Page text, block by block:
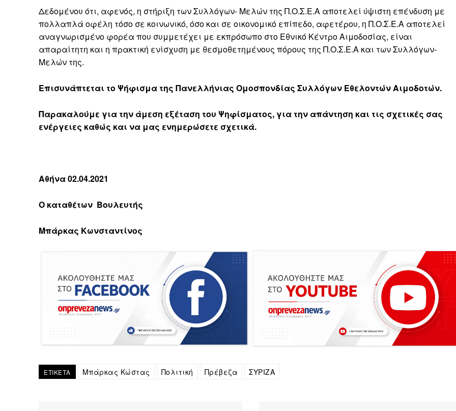
Δεδομένου ότι, αφενός, η στήριξη των Συλλόγων- Μελών της Π.Ο.Σ.Ε.Α αποτελεί ύψιστη επένδυση με
πολλαπλά οφέλη τόσο σε κοινωνικό, όσο και σε οικονομικό επίπεδο, αφετέρου, η Π.Ο.Σ.Ε.Α αποτελεί
αναγνωρισμένο φορέα που συμμετέχει με εκπρόσωπο στο Εθνικό Κέντρο Αιμοδοσίας, είναι
απαραίτητη και η πρακτική ενίσχυση με θεσμοθετημένους πόρους της Π.Ο.Σ.Ε.Α και των Συλλόγων-
Μελών της.
Επισυνάπτεται το Ψήφισμα της Πανελλήνιας Ομοσπονδίας Συλλόγων Εθελοντών Αιμοδοτών.
Παρακαλούμε για την άμεση εξέταση του Ψηφίσματος, για την απάντηση και τις σχετικές σας
ενέργειες καθώς και να μας ενημερώσετε σχετικά.
Αθήνα 02.04.2021
Ο καταθέτων Βουλευτής
Μπάρκας Κωνσταντίνος
ΕΤΙΚΕΤΑ Μπάρκας Κώστας Πολιτική Πρέβεζα ΣΥΡΙΖΑ